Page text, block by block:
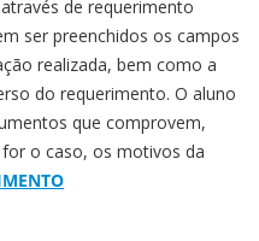
de requerimento
ser preenchidos os campos
realizada, bem como a
do requerimento. O aluno
que comprovem,
o caso, os motivos da